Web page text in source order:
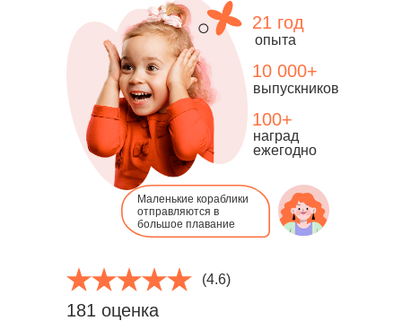
181 оценка
(4.6)
опыта
21 год
выпускников
10 000+
наград
ежегодно
100+
Маленькие кораблики
отправляются в
большое плавание